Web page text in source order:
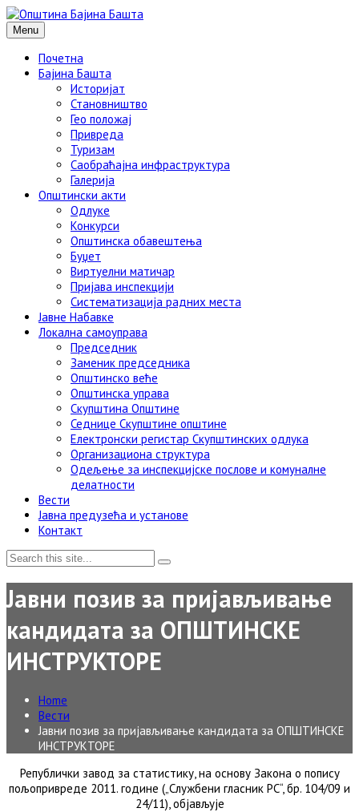
Menu
Почетна
Бајина Башта
Историјат
Становништво
Гео положај
Привреда
Туризам
Саобраћајна инфраструктура
Галерија
Општински акти
Одлуке
Конкурси
Општинска обавештења
Буџет
Виртуелни матичар
Пријава инспекцији
Систематизација радних места
Јавне Набавке
Локална самоуправа
Председник
Заменик председника
Општинско веће
Општинска управа
Скупштина Општине
Седнице Скупштине општине
Електронски регистар Скупштинских одлука
Организациона структура
Одељење за инспекцијске послове и комуналне
делатности
Вести
Јавна предузећа и установе
Контакт
Јавни позив за пријављивање
кандидата за ОПШТИНСКЕ
ИНСТРУКТОРЕ
Home
Вести
Јавни позив за пријављивање кандидата за ОПШТИНСКЕ
ИНСТРУКТОРЕ
Републички завод за статистику, на основу Закона о попису
пољопривреде 2011. године („Службени гласник РС“, бр. 104/09 и
24/11), објављује